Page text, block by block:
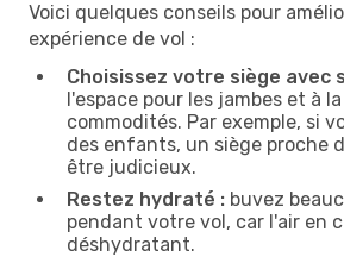
Voici quelques conseils pour
expérience de vol :
Choisissez votre siège avec
l'espace pour les jambes et à
commodités. Par exemple, si
des enfants, un siège proche
être judicieux.
Restez hydraté : buvez
pendant votre vol, car l'air en
déshydratant.